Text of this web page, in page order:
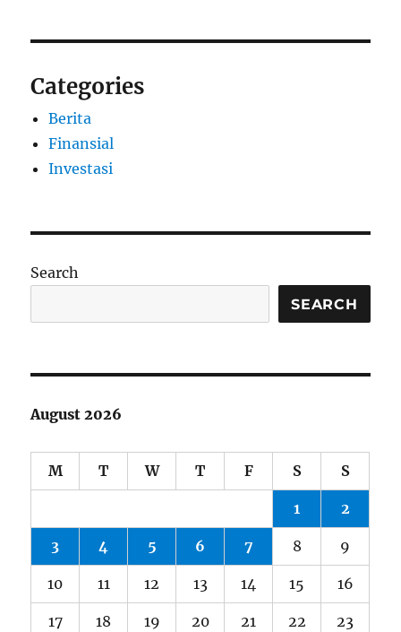
Categories
Berita
Finansial
Investasi
Search
SEARCH
August 2026
M T W T F S S
1 2
3 4 5 6 7 8 9
10 11 12 13 14 15 16
17 18 19 20 21 22 23